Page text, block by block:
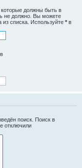
которые должны быть в
не должно. Вы можете
из списка. Используйте * в
поиск. Поиск в
отключили